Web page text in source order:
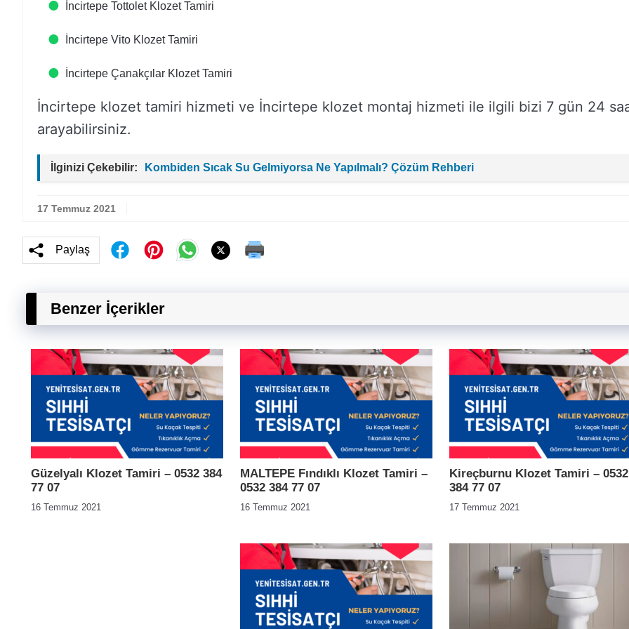
İncirtepe Tottolet Klozet Tamiri
İncirtepe Vito Klozet Tamiri
İncirtepe Çanakçılar Klozet Tamiri
İncirtepe klozet tamiri hizmeti ve İncirtepe klozet montaj hizmeti ile ilgili bizi 7 gün 24
arayabilirsiniz.
İlginizi Çekebilir: Kombiden Sıcak Su Gelmiyorsa Ne Yapılmalı? Çözüm Rehberi
17 Temmuz 2021
Paylaş
Benzer İçerikler
Güzelyalı Klozet Tamiri – 0532 384
77 07
16 Temmuz 2021
MALTEPE Fındıklı Klozet Tamiri –
0532 384 77 07
16 Temmuz 2021
Kireçburnu Klozet Tamiri – 0532
384 77 07
17 Temmuz 2021